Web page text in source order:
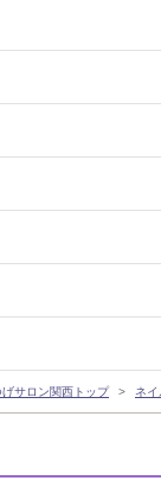
サロン関西トップ ネ